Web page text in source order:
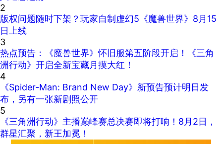
2
版权问题随时下架？玩家自制虚幻5《魔兽世界》8月15
日上线
3
热点预告：《魔兽世界》怀旧服第五阶段开启！《三角
洲行动》开启全新宝藏月摸大红！
4
《Spider-Man: Brand New Day》新预告预计明日发
布，另有一张新剧照公开
5
《三角洲行动》主播巅峰赛总决赛即将打响！8月2日，
群星汇聚，新王加冕！